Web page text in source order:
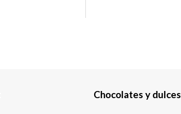
Chocolates y dulces